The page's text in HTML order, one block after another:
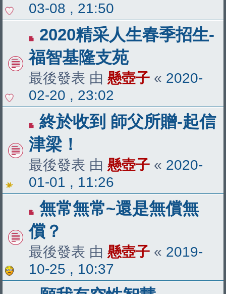
03-08 , 21:50
2020精采人生春季招生-
福智基隆支苑
最後發表 由 懸壺子 « 2020-
02-20 , 23:02
終於收到 師父所贈-起信
津梁！
最後發表 由 懸壺子 « 2020-
01-01 , 11:26
無常無常~還是無償無
償？
最後發表 由 懸壺子 « 2019-
10-25 , 10:37